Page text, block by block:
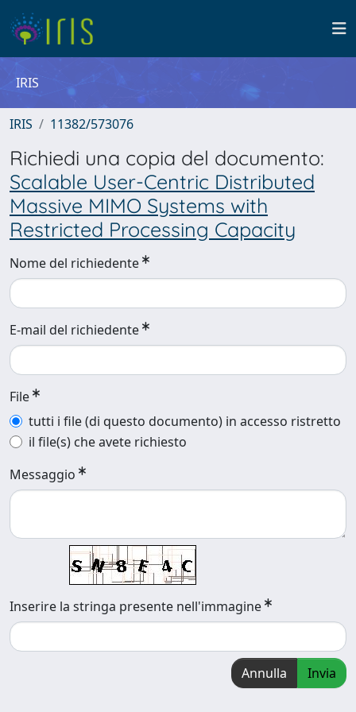
IRIS
IRIS 11382/573076
Richiedi una copia del documento:
Scalable User-Centric Distributed
Massive MIMO Systems with
Restricted Processing Capacity
Nome del richiedente
E-mail del richiedente
File
tutti i file (di questo documento) in accesso ristretto
il file(s) che avete richiesto
Messaggio
Inserire la stringa presente nell'immagine
Annulla Invia